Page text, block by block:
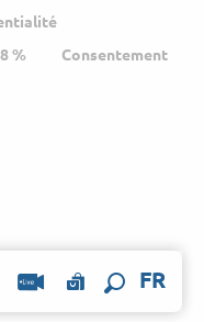
Recherche
FR
%
Consentement